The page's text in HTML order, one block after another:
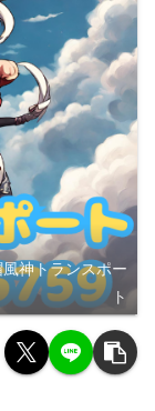
神トランスポー
ト